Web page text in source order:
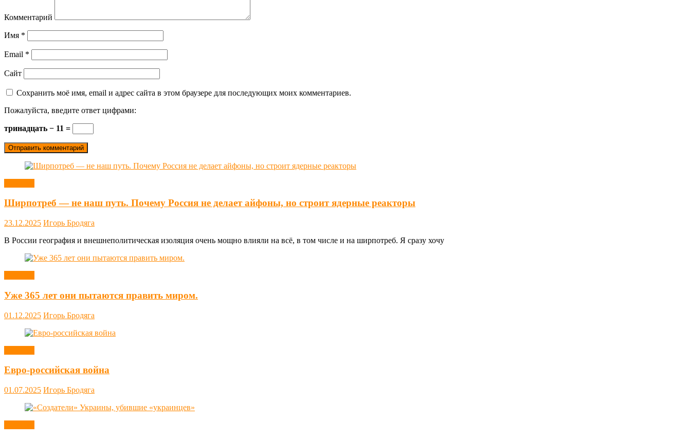
Комментарий
Имя *
Email *
Сайт
Сохранить моё имя, email и адрес сайта в этом браузере для последующих моих комментариев.
Пожалуйста, введите ответ цифрами:
тринадцать − 11 =
Ширпотреб — не наш путь. Почему Россия не делает айфоны, но строит ядерные реакторы
23.12.2025 Игорь Бродяга
В России география и внешнеполитическая изоляция очень мощно влияли на всё, в том числе и на ширпотреб. Я сразу хочу
Уже 365 лет они пытаются править миром.
01.12.2025 Игорь Бродяга
Евро-российская война
01.07.2025 Игорь Бродяга